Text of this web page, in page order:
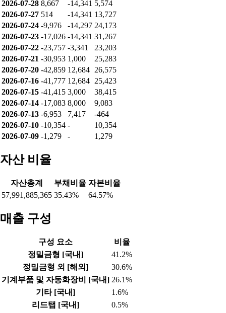
날짜 개인 기관
외인
2026-08-07 -1,568 -27,025 28,493
2026-08-06 -7,479 -27,025 34,404
2026-08-05 -10,018 -27,025
36,943
2026-08-04 -3,044 -26,833
29,777
2026-08-03 18,274 -26,761 8,387
2026-07-31 28,705 -27,025 -1,780
2026-07-30 34,155 -27,007
-7,248
2026-07-29 26,488 -27,025
437
2026-07-28 8,667 -14,341
5,574
2026-07-27 514 -14,341
13,727
2026-07-24 -9,976 -14,297
24,173
2026-07-22
-23,757
2026-07-20
-42,859 12,684 26,575
2026-07-16 -41,777 12,684 25,423
2026-07-14 -17,083
2026-07-13
-6,953
-10,354 -
10,354
2026-07-09 -1,279 -
자산 비율
자산총계 부채비율
자본비율
57,991,885,365 35.43% 64.57%